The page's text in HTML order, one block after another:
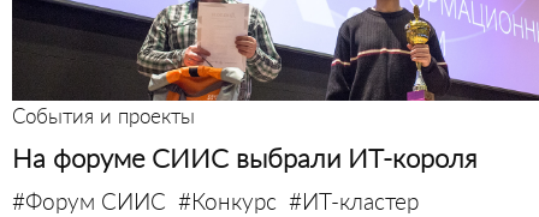
События и проекты
На форуме СИИС выбрали ИТ-короля
#Форум СИИС #Конкурс #ИТ-кластер